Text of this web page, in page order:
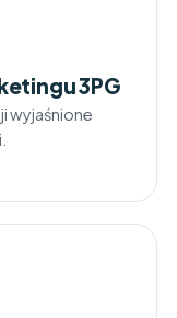
3PG
wyjaśnione